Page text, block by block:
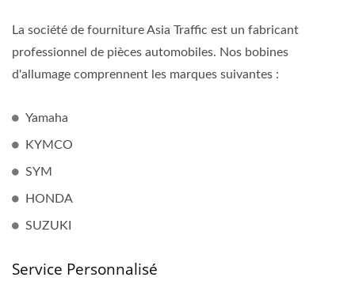
La société de fourniture Asia Traffic est un fabricant
professionnel de pièces automobiles. Nos bobines
d'allumage comprennent les marques suivantes :
Yamaha
KYMCO
SYM
HONDA
SUZUKI
Service Personnalisé